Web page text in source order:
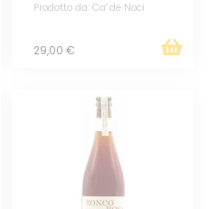
Prodotto da: Ca' de Noci
29,00 €